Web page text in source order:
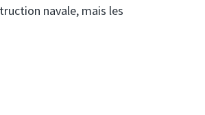
navale, mais les